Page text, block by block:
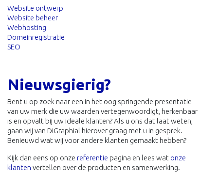
Website ontwerp
Website beheer
Webhosting
Domeinregistratie
SEO
Nieuwsgierig?
Bent u op zoek naar een in het oog springende presentatie
van uw merk die uw waarden vertegenwoordigt, herkenbaar
is en opvalt bij uw ideale klanten? Als u ons dat laat weten,
gaan wij van DiGraphial hierover graag met u in gesprek.
Benieuwd wat wij voor andere klanten gemaakt hebben?
Kijk dan eens op onze referentie pagina en lees wat onze
klanten vertellen over de producten en samenwerking.